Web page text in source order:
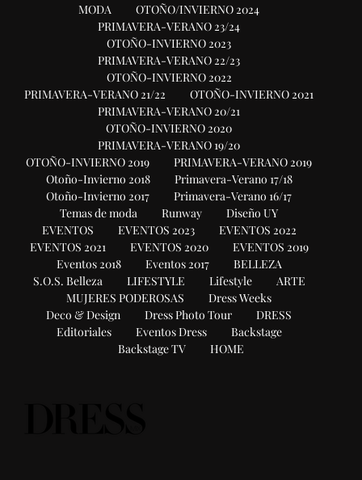
MODA
OTOÑO/INVIERNO 2024
PRIMAVERA-VERANO 23/24
OTOÑO-INVIERNO 2023
PRIMAVERA-VERANO 22/23
OTOÑO-INVIERNO 2022
PRIMAVERA-VERANO 21/22
OTOÑO-INVIERNO 2021
PRIMAVERA-VERANO 20/21
OTOÑO-INVIERNO 2020
PRIMAVERA-VERANO 19/20
OTOÑO-INVIERNO 2019
PRIMAVERA-VERANO 2019
Otoño-Invierno 2018
Primavera-Verano 17/18
Otoño-Invierno 2017
Primavera-Verano 16/17
Temas de moda
Runway
Diseño UY
EVENTOS
EVENTOS 2023
EVENTOS 2022
EVENTOS 2021
EVENTOS 2020
EVENTOS 2019
Eventos 2018
Eventos 2017
BELLEZA
S.O.S. Belleza
LIFESTYLE Lifestyle
ARTE
MUJERES PODEROSAS
Dress Weeks
Deco & Design
Dress Photo Tour
DRESS
Editoriales
Eventos Dress
Backstage
Backstage TV
HOME